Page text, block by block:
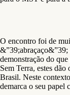
O encontro foi de
&”39;abraçaço&”39;
demonstração do
Sem Terra, estes
Brasil. Neste
demarca o seu papel